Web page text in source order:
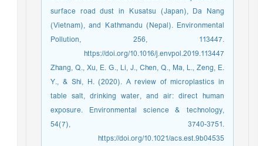
surface road dust in Kusatsu (Japan), Da Nang
(Vietnam), and Kathmandu (Nepal). Environmental
Pollution, 256, 113447.
https://doi.org/10.1016/j.envpol.2019.113447
Zhang, Q., Xu, E. G., Li, J., Chen, Q., Ma, L., Zeng, E.
Y., & Shi, H. (2020). A review of microplastics in
table salt, drinking water, and air: direct human
exposure. Environmental science & technology,
54(7), 3740-3751.
https://doi.org/10.1021/acs.est.9b04535